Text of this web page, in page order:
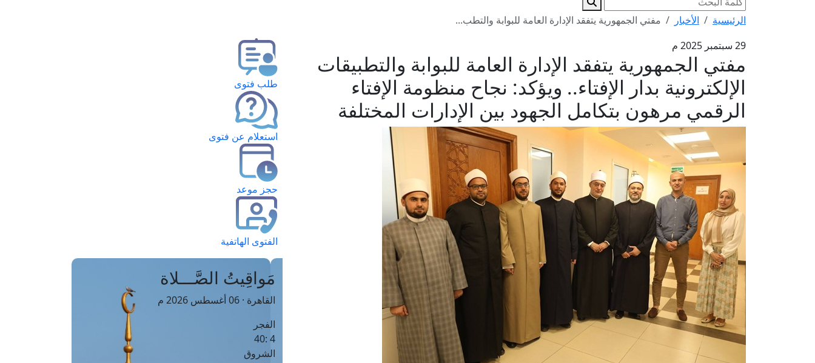
الرئيسية الأخبار
مفتي الجمهورية يتفقد الإدارة العامة للبوابة والتطب...
29 سبتمبر 2025 م
مفتي الجمهورية يتفقد الإدارة العامة للبوابة والتطبيقات
الإلكترونية بدار الإفتاء.. ويؤكد: نجاح منظومة الإفتاء
الرقمي مرهون بتكامل الجهود بين الإدارات المختلفة
طلب فتوى
استعلام عن فتوى
حجز موعد
الفتوى الهاتفية
مَواقِيتُ الصَّـــلاة
القاهرة · 06 أغسطس 2026 م
الفجر
4 :40
الشروق